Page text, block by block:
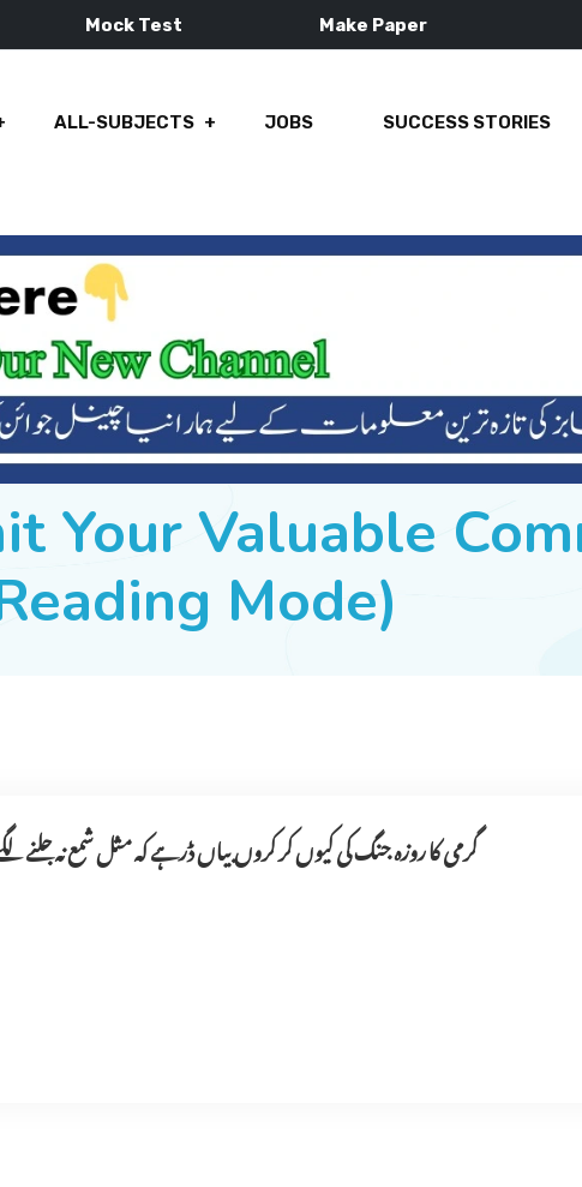
Mock Test Make Paper
ALL-SUBJECTS JOBS SUCCESS STORIES
Your Valuable
Mode)